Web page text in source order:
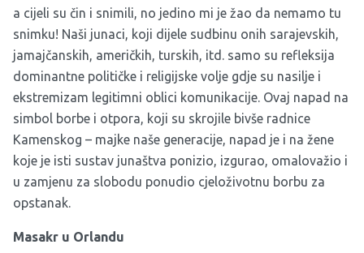
a cijeli su čin i snimili, no jedino mi je žao da nemamo tu
snimku! Naši junaci, koji dijele sudbinu onih sarajevskih,
jamajčanskih, američkih, turskih, itd. samo su refleksija
dominantne političke i religijske volje gdje su nasilje i
ekstremizam legitimni oblici komunikacije. Ovaj napad na
simbol borbe i otpora, koji su skrojile bivše radnice
Kamenskog – majke naše generacije, napad je i na žene
koje je isti sustav junaštva ponizio, izgurao, omalovažio i
u zamjenu za slobodu ponudio cjeloživotnu borbu za
opstanak.
Masakr u Orlandu